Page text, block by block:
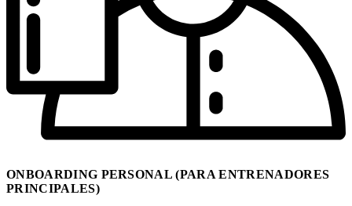
ONBOARDING PERSONAL (PARA ENTRENADORES
PRINCIPALES)